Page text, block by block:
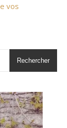
vos
Rechercher